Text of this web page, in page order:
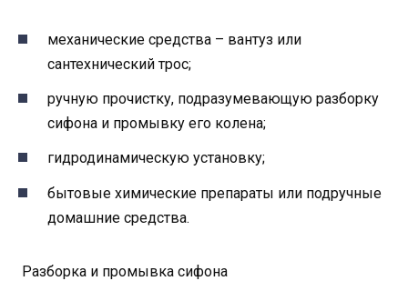
механические средства – вантуз или
сантехнический трос;
ручную прочистку, подразумевающую разборку
сифона и промывку его колена;
гидродинамическую установку;
бытовые химические препараты или подручные
домашние средства.
Разборка и промывка сифона